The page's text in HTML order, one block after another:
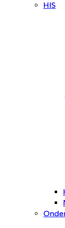
HIS